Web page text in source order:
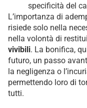
specificità del
L’importanza di
risiede solo nella
nella volontà di
vivibili. La bonifica,
futuro, un passo
la negligenza o
permettendo loro di
tutti.